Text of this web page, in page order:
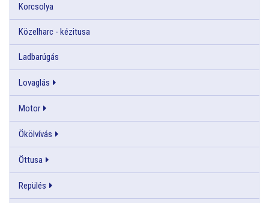
Korcsolya
Közelharc - kézitusa
Ladbarúgás
Lovaglás
Motor
Ökölvívás
Öttusa
Repülés